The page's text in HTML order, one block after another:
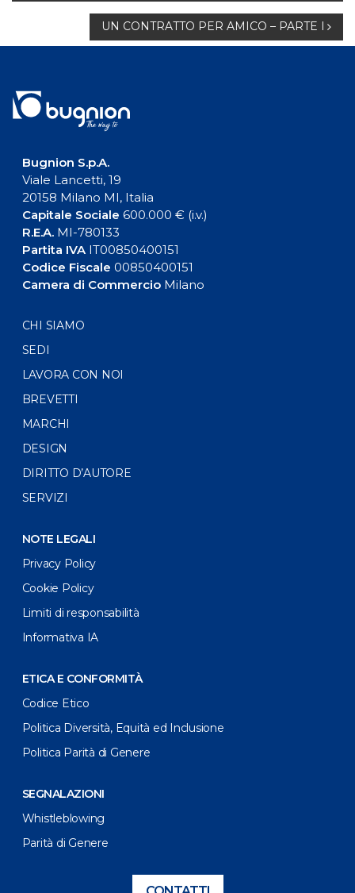
articoli
UN CONTRATTO PER AMICO – PARTE I
Bugnion S.p.A.
Viale Lancetti, 19
20158 Milano MI, Italia
Capitale Sociale 600.000 € (i.v.)
R.E.A.MI-780133
Partita IVAIT00850400151
Codice Fiscale 00850400151
Camera di CommercioMilano
CHI SIAMO
SEDI
LAVORA CON NOI
BREVETTI
MARCHI
DESIGN
DIRITTO D’AUTORE
SERVIZI
NOTE LEGALI
Privacy Policy
Cookie Policy
Limiti di responsabilità
Informativa IA
ETICA E CONFORMITÀ
Codice Etico
Politica Diversità, Equità ed Inclusione
Politica Parità di Genere
SEGNALAZIONI
Whistleblowing
Parità di Genere